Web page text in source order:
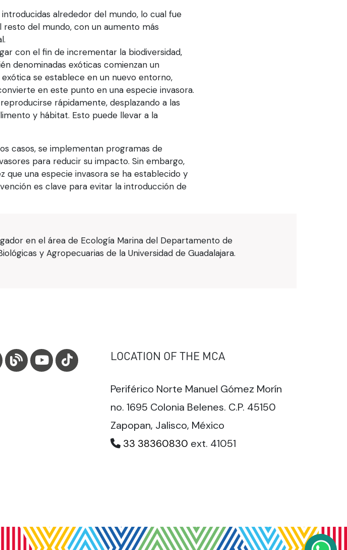
alrededor del mundo, lo cual fue
del mundo, con un aumento más
con el fin de incrementar la biodiversidad,
denominadas exóticas comienzan un
se establece en un nuevo entorno,
en este punto en una especie invasora.
rápidamente, desplazando a las
y hábitat. Esto puede llevar a la
casos, se implementan programas de
para reducir su impacto. Sin embargo,
una especie invasora se ha establecido y
es clave para evitar la introducción de
en el área de Ecología Marina del Departamento de
y Agropecuarias de la Universidad de Guadalajara.
LOCATION OF THE MCA
Periférico Norte Manuel Gómez Morín
no. 1695 Colonia Belenes. C.P. 45150
Zapopan, Jalisco, México
33 38360830 ext. 41051